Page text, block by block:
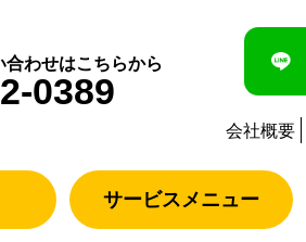
合わせはこちらから
0389
会社概要
サービスメニュー